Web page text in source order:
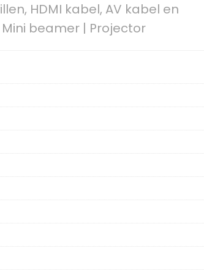
HDMI kabel, AV kabel en
beamer | Projector